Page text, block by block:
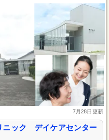
7月28日更新
ニック デイケアセンター